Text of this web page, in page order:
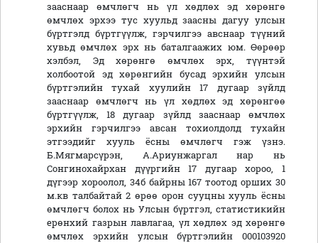
зааснаар өмчлөгч нь үл хөдлөх эд хөрөнгө
өмчлөх эрхээ тус хуульд заасны дагуу улсын
бүртгэлд бүртгүүлж, гэрчилгээ авснаар түүний
хувьд өмчлөх эрх нь баталгаажих юм. Өөрөөр
хэлбэл, Эд хөрөнгө өмчлөх эрх, түүнтэй
холбоотой эд хөрөнгийн бусад эрхийн улсын
бүртгэлийн тухай хуулийн 17 дугаар зүйлд
зааснаар өмчлөгч нь үл хөдлөх эд хөрөнгөө
бүртгүүлж, 18 дугаар зүйлд зааснаар өмчлөх
эрхийн гэрчилгээ авсан тохиолдолд тухайн
этгээдийг хууль ёсны өмчлөгч гэж үзнэ.
Б.Мягмарсүрэн, А.Ариунжаргал нар нь
Сонгинохайрхан дүүргийн 17 дугаар хороо, 1
дүгээр хороолол, 34б байрны 167 тоотод орших 30
м.кв талбайтай 2 өрөө орон сууцны хууль ёсны
өмчлөгч болох нь Улсын бүртгэл, статистикийн
ерөнхий газрын лавлагаа, үл хөдлөх эд хөрөнгө
өмчлөх эрхийн улсын бүртгэлийн 000103920